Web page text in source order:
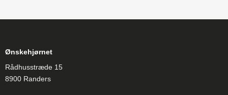
Ønskehjørnet
Rådhusstræde 15
8900 Randers